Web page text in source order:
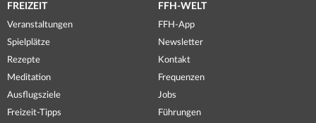
FREIZEIT
Veranstaltungen
Spielplätze
Rezepte
Meditation
Ausflugsziele
Freizeit-Tipps
FFH-WELT
FFH-App
Newsletter
Kontakt
Frequenzen
Jobs
Führungen